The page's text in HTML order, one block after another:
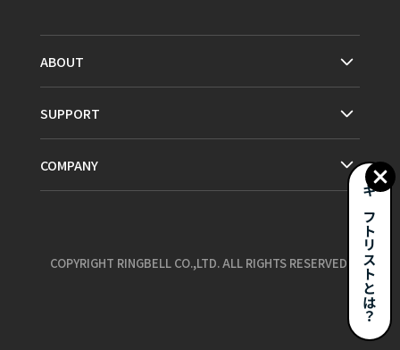
ギフトリストとは？
ABOUT
SUPPORT
COMPANY
COPYRIGHT RINGBELL CO.,LTD. ALL RIGHTS RESERVED.